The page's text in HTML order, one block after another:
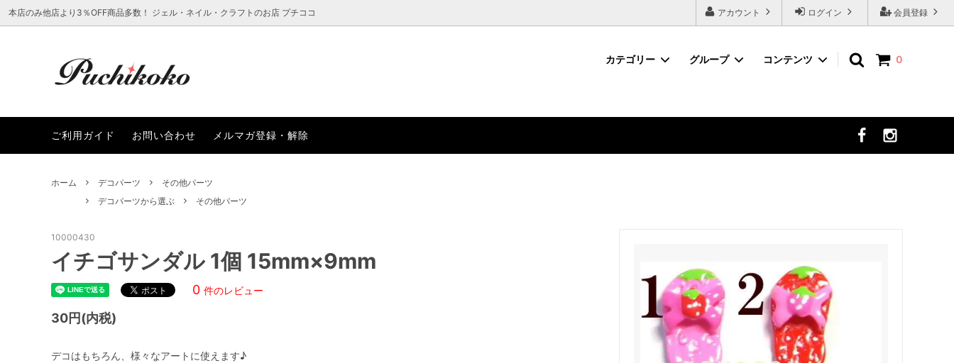
会員登録
ログイン
アカウント
本店のみ他店より3％OFF商品多数！ ジェル・ネイル・クラフトのお店 プチココ
0
カテゴリー
レジン・クラフト用品 ファッション雑貨
グループ
まつ毛エクステアイテムから選ぶ ブランドから選ぶ
コンテンツ
ご利用ガイド お問い合わせ メルマガ登録・解除
ホーム デコパーツ
その他パーツ
デコパーツから選ぶ
その他パーツ
10000430
イチゴサンダル 1個 15mm×9mm
0 件のレビュー
30円(内税)
デコはもちろん、様々なアートに使えます♪